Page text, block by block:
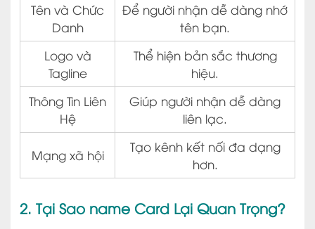
Tên và Chức
Danh
Để người nhận dễ dàng nhớ
tên bạn.
Logo và
Tagline
Thể hiện bản sắc thương
hiệu.
Thông Tin Liên
Hệ
Giúp người nhận dễ dàng
liên lạc.
Mạng xã hội
Tạo kênh kết nối đa dạng
hơn.
2. Tại Sao name Card Lại Quan Trọng?